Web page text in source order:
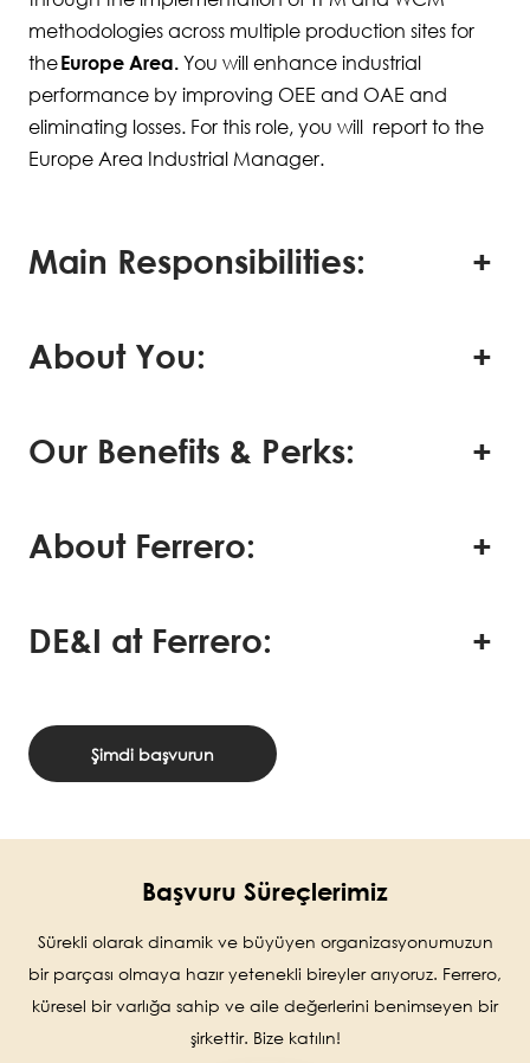
methodologies across multiple production sites for
theEurope Area. You will enhance industrial
performance by improving OEE and OAE and
eliminating losses. For this role, you will report to the
Europe Area Industrial Manager.
Main Responsibilities:
About You:
Our Benefits & Perks:
About Ferrero:
DE&I at Ferrero:
Şimdi başvurun
Başvuru Süreçlerimiz
Sürekli olarak dinamik ve büyüyen organizasyonumuzun
bir parçası olmaya hazır yetenekli bireyler arıyoruz. Ferrero,
küresel bir varlığa sahip ve aile değerlerini benimseyen bir
şirkettir. Bize katılın!